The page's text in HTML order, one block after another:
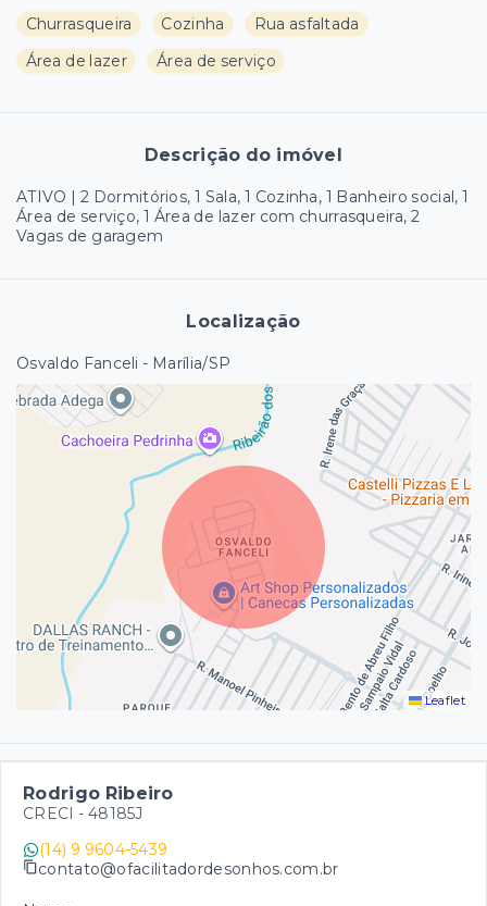
Churrasqueira Cozinha
Rua asfaltada
Área de lazer
Área de serviço
Descrição do imóvel
ATIVO | 2 Dormitórios, 1 Sala, 1 Cozinha, 1 Banheiro social, 1
Área de serviço, 1 Área de lazer com churrasqueira, 2
Vagas de garagem
Localização
Osvaldo Fanceli - Marília/SP
Leaflet
Rodrigo Ribeiro
CRECI - 48185J
(14) 9 9604-5439
contato@ofacilitadordesonhos.com.br